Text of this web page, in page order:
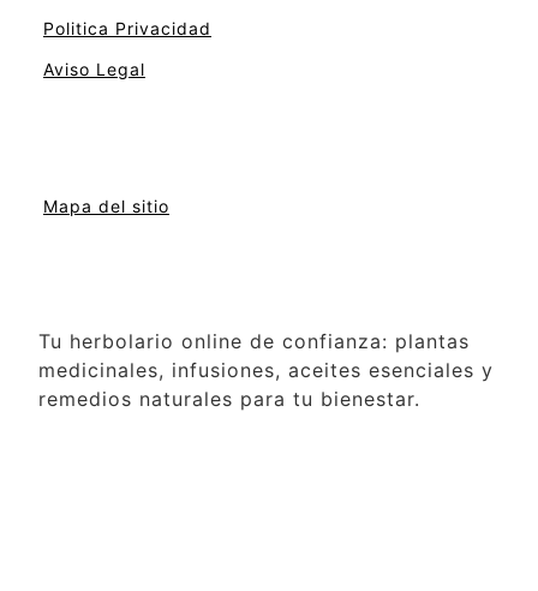
Politica Privacidad
Aviso Legal
Mapa del sitio
Tu herbolario online de confianza: plantas
medicinales, infusiones, aceites esenciales y
remedios naturales para tu bienestar.